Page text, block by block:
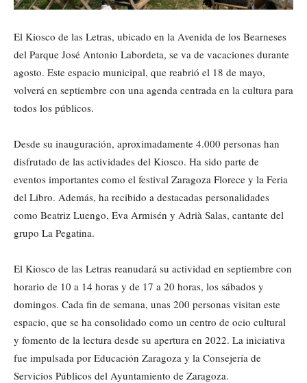
El Kiosco de las Letras, ubicado en la Avenida de los Bearneses
del Parque José Antonio Labordeta, se va de vacaciones durante
agosto. Este espacio municipal, que reabrió el 18 de mayo,
volverá en septiembre con una agenda centrada en la cultura para
todos los públicos.
Desde su inauguración, aproximadamente 4.000 personas han
disfrutado de las actividades del Kiosco. Ha sido parte de
eventos importantes como el festival Zaragoza Florece y la Feria
del Libro. Además, ha recibido a destacadas personalidades
como Beatriz Luengo, Eva Armisén y Adrià Salas, cantante del
grupo La Pegatina.
El Kiosco de las Letras reanudará su actividad en septiembre con
horario de 10 a 14 horas y de 17 a 20 horas, los sábados y
domingos. Cada fin de semana, unas 200 personas visitan este
espacio, que se ha consolidado como un centro de ocio cultural
y fomento de la lectura desde su apertura en 2022. La iniciativa
fue impulsada por Educación Zaragoza y la Consejería de
Servicios Públicos del Ayuntamiento de Zaragoza.